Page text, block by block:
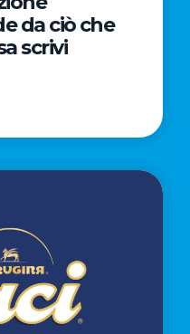
REGISTA
PREMIO
OSCAR®
da ciò che
scrivi